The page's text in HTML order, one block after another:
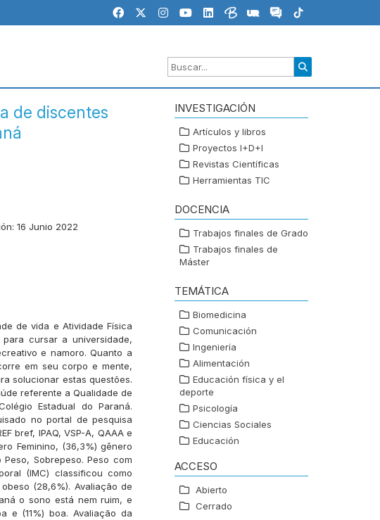
de discentes
16 Junio 2022
de vida e Atividade Física
cursar a universidade,
e namoro. Quanto a
em seu corpo e mente,
solucionar estas questões.
referente a Qualidade de
Estadual do Paraná.
no portal de pesquisa
bref, IPAQ, VSP-A, QAAA e
Feminino, (36,3%) gênero
Sobrepeso. Peso com
(IMC) classificou como
(28,6%). Avaliação de
o sono está nem ruim, e
e (11%) boa. Avaliação da
INVESTIGACIÓN
Artículos y libros
Proyectos I+D+I
Revistas Científicas
Herramientas TIC
DOCENCIA
Trabajos finales de Grado
Trabajos finales de
Máster
TEMÁTICA
Biomedicina
Comunicación
Ingeniería
Alimentación
Educación física y el
deporte
Psicología
Ciencias Sociales
Educación
ACCESO
Abierto
Cerrado